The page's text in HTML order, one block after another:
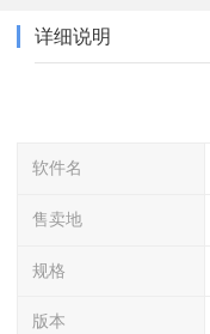
详细说明
软件名
售卖地
规格
版本